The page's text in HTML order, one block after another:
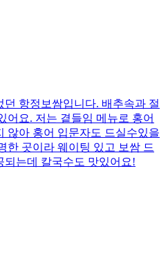
항정보쌈입니다. 배추속과 절
어요. 저는 곁들임 메뉴로 홍어
않아 홍어 입문자도 드실수있을
한 곳이라 웨이팅 있고 보쌈 드
는데 칼국수도 맛있어요!